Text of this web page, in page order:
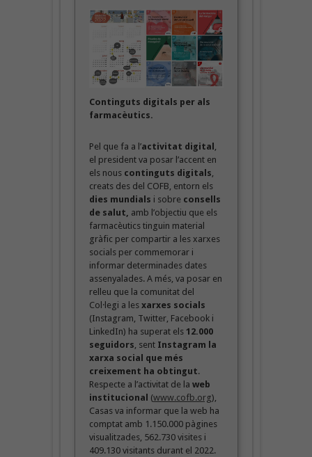
Continguts digitals per als
farmacèutics.
Pel que fa a l’activitat digital ,
el president va posar l’accent en
els nous continguts digitals,
creats des del COFB, entorn els
dies mundials i sobre consells
de salut, amb l’objectiu que els
farmacèutics tinguin material
gràfic per compartir a les xarxes
socials per commemorar i
informar determinades dates
assenyalades. A més, va posar en
relleu que la comunitat del
Col·legi a les xarxes socials
(Instagram, Twitter, Facebook i
LinkedIn) ha superat els 12.000
seguidors, sent Instagram la
xarxa social que més
creixement ha obtingut.
Respecte a l’activitat de la web
institucional (www.cofb.org),
Casas va informar que la web ha
comptat amb 1.150.000 pàgines
visualitzades, 562.730 visites i
409.130 visitants durant el 2022.